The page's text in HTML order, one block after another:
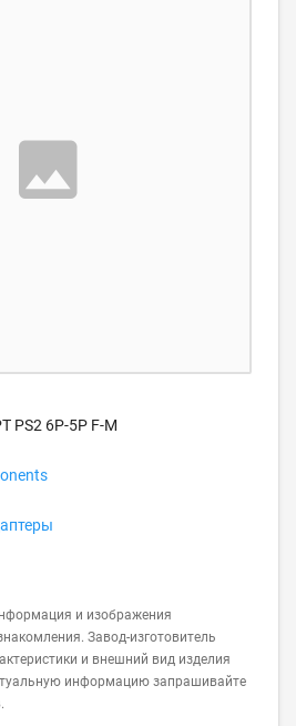
PS2 6P-5P F-M
и изображения
Завод-изготовитель
и внешний вид изделия
информацию запрашивайте